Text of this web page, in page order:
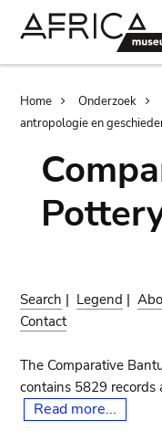
Home Onderzoek
antropologie en
Search | Legend |
Contact
The Comparative
contains 5829
Read more...